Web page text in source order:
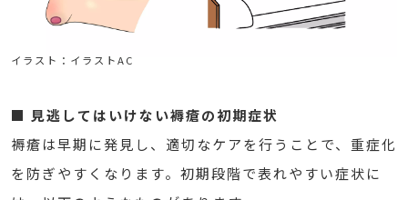
イラスト：イラストAC
■ 見逃してはいけない褥瘡の初期症状
褥瘡は早期に発見し、適切なケアを行うことで、重症化
を防ぎやすくなります。初期段階で表れやすい症状に